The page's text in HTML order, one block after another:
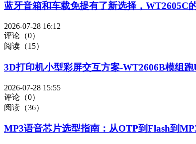
蓝牙音箱和车载免提有了新选择，WT2605C
2026-07-28 16:12
评论（0）
阅读（15）
3D打印机小型彩屏交互方案-WT2606B模组
2026-07-28 15:55
评论（0）
阅读（36）
MP3语音芯片选型指南：从OTP到Flash到